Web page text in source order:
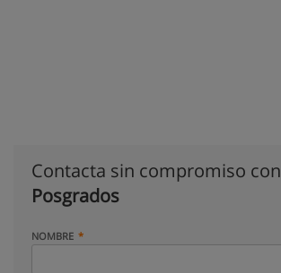
Contacta sin compromiso con
Posgrados
NOMBRE